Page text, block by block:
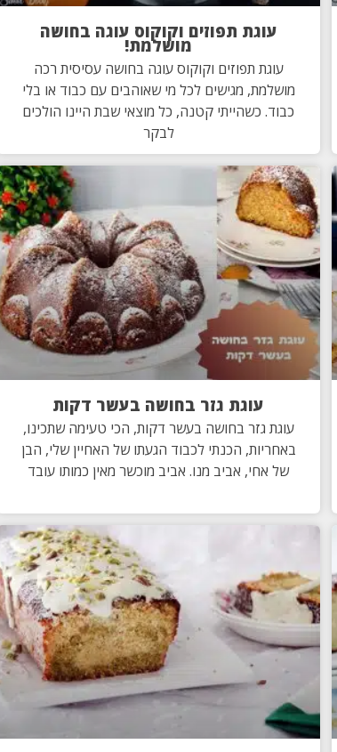
עוגת תפוזים וקוקוס עוגה בחושה
מושלמת!
עוגת תפוזים וקוקוס עוגה בחושה עסיסית רכה
מושלמת, מגישים לכל מי שאוהבים עם כבוד או בלי
כבוד. כשהייתי קטנה, כל מוצאי שבת היינו הולכים
לבקר
עוגת גזר בחושה בעשר דקות
עוגת גזר בחושה בעשר דקות, הכי טעימה שתכינו,
באחריות, הכנתי לכבוד הגעתו של האחיין שלי, הבן
של אחי, אביב מנו. אביב מוכשר מאין כמותו עובד